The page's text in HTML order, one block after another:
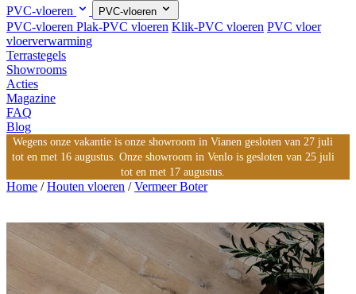
PVC-vloeren
PVC-vloeren
PVC-vloeren Plak-PVC vloeren Klik-PVC vloeren PVC vloer
vloerverwarming
Terrastegels
Showrooms
Acties
Magazine
FAQ
Blog
Wegens onze vakantie is onze showroom in Vianen gesloten van 27 juli
tot en met 16 augustus. Onze showroom in Venlo is gesloten van 25 juli
tot en met 17 augustus.
Home /Houten vloeren /Vermeer Boter